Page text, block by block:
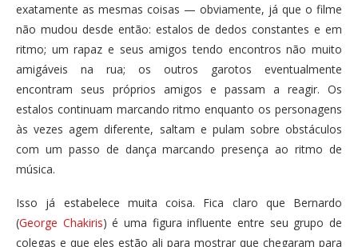
exatamente as mesmas coisas — obviamente, já que o filme
não mudou desde então: estalos de dedos constantes e em
ritmo; um rapaz e seus amigos tendo encontros não muito
amigáveis na rua; os outros garotos eventualmente
encontram seus próprios amigos e passam a reagir. Os
estalos continuam marcando ritmo enquanto os personagens
às vezes agem diferente, saltam e pulam sobre obstáculos
com um passo de dança marcando presença ao ritmo de
música.
Isso já estabelece muita coisa. Fica claro que Bernardo
(George Chakiris) é uma figura influente entre seu grupo de
colegas e que eles estão ali para mostrar que chegaram para